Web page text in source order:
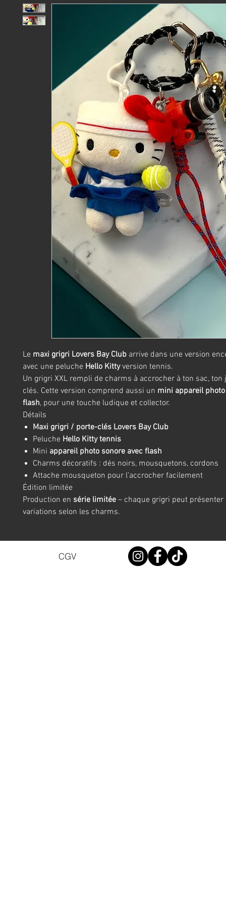
Le maxi grigri Lovers Bay Club arrive dans une version
avec une peluche Hello Kittyversion tennis.
Un grigri XXL rempli de charms à accrocher à ton sac, ton
clés. Cette version comprend aussi un mini appareil
flash, pour une touche ludique et collector.
Détails
Maxi grigri / porte-clés Lovers Bay Club
Peluche Hello Kitty tennis
Mini appareil photo sonore avec flash
Charms décoratifs : dés noirs, mousquetons, cordons
Attache mousqueton pour l’accrocher facilement
Édition limitée
Production en série limitée – chaque grigri peut présenter
variations selon les charms.
CGV